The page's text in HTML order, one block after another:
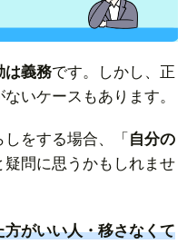
は義務です。しかし、正
いケースもあります。
をする場合、「 自分の
疑問に思うかもしれませ
方がいい人・移さなくて